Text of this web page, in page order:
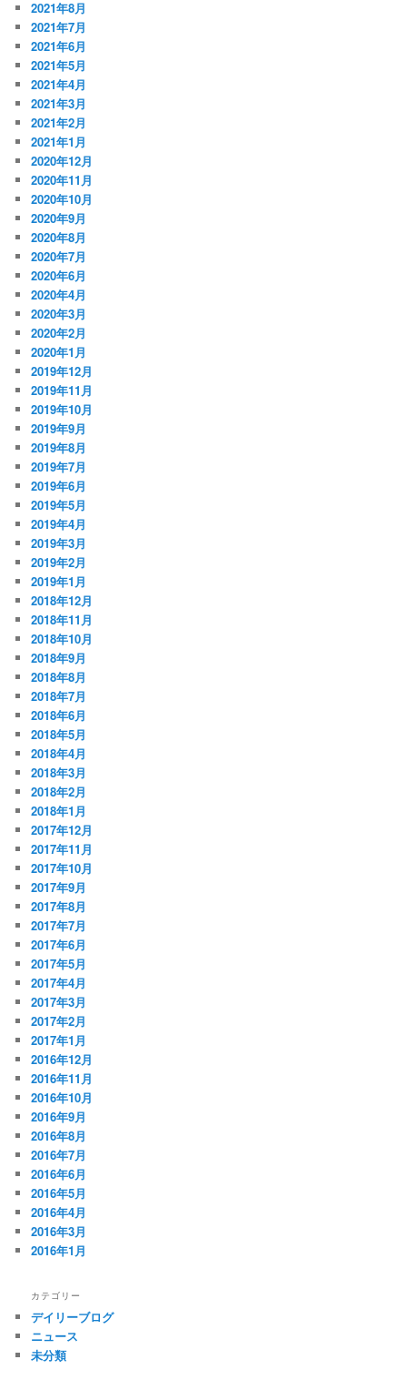
2021年8月
2021年7月
2021年6月
2021年5月
2021年4月
2021年3月
2021年2月
2021年1月
2020年12月
2020年11月
2020年10月
2020年9月
2020年8月
2020年7月
2020年6月
2020年4月
2020年3月
2020年2月
2020年1月
2019年12月
2019年11月
2019年10月
2019年9月
2019年8月
2019年7月
2019年6月
2019年5月
2019年4月
2019年3月
2019年2月
2019年1月
2018年12月
2018年11月
2018年10月
2018年9月
2018年8月
2018年7月
2018年6月
2018年5月
2018年4月
2018年3月
2018年2月
2018年1月
2017年12月
2017年11月
2017年10月
2017年9月
2017年8月
2017年7月
2017年6月
2017年5月
2017年4月
2017年3月
2017年2月
2017年1月
2016年12月
2016年11月
2016年10月
2016年9月
2016年8月
2016年7月
2016年6月
2016年5月
2016年4月
2016年3月
2016年1月
カテゴリー
デイリーブログ
ニュース
未分類